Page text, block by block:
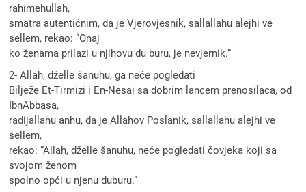
rahimehullah,
smatra autentičnim, da je Vjerovjesnik, sallallahu alejhi ve
sellem, rekao: “Onaj
ko ženama prilazi u njihovu du buru, je nevjernik.”
2- Allah, dželle šanuhu, ga neće pogledati
Bilježe Et-Tirmizi i En-Nesai sa dobrim lancem prenosilaca, od
IbnAbbasa,
radijallahu anhu, da je Allahov Poslanik, sallallahu alejhi ve
sellem,
rekao: “Allah, dželle šanuhu, neće pogledati čovjeka koji sa
svojom ženom
spolno opći u njenu duburu.”